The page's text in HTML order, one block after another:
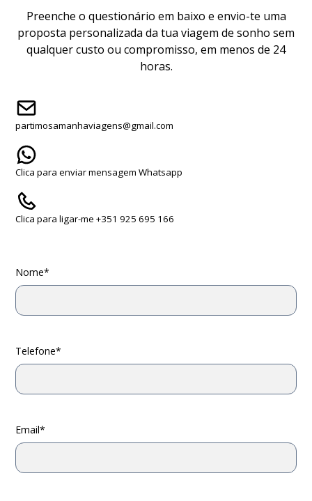
Preenche o questionário em baixo e envio-te uma
proposta personalizada da tua viagem de sonho sem
qualquer custo ou compromisso, em menos de 24
horas.
partimosamanhaviagens@gmail.com
Clica para enviar mensagem Whatsapp
Clica para ligar-me +351 925 695 166
Nome*
Telefone*
Email*